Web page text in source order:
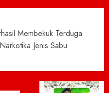
Membekuk Terduga
Jenis Sabu